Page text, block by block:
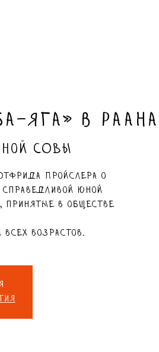
Яга» в
СОВЫ
Пройслера о
юной
принятые в обществе
возрастов.